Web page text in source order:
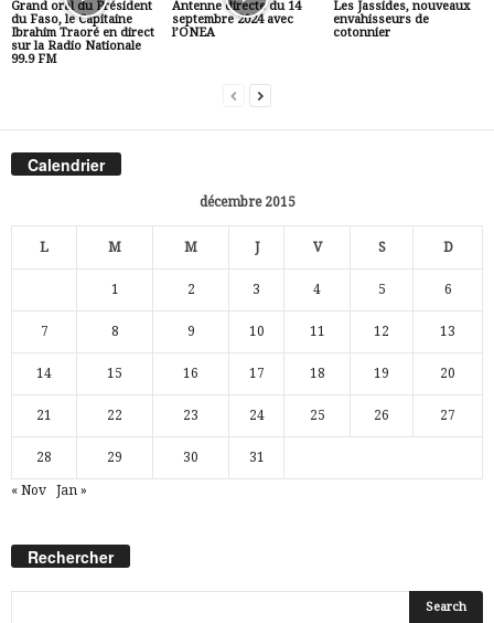
Grand oral du Président
du Faso, le Capitaine
Ibrahim Traoré en direct
sur la Radio Nationale
99.9 FM
Antenne directe du 14
septembre 2024 avec
l’ONEA
Les Jassides, nouveaux
envahisseurs de
cotonnier
Calendrier
décembre 2015
L M M J V S D
1 2 3 4 5 6
7 8 9 10 11 12 13
14 15 16 17 18 19 20
21 22 23 24 25 26 27
28 29 30 31
« Nov Jan »
Rechercher